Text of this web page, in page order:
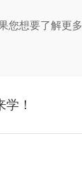
要了解更
！